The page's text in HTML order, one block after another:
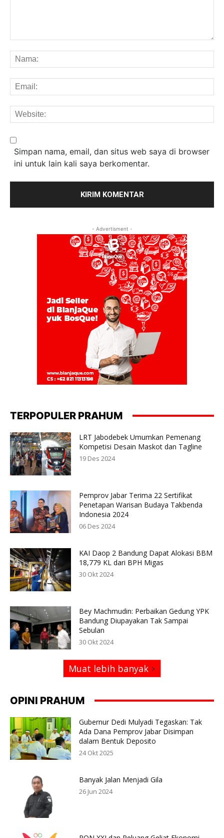
Simpan nama, email, dan situs web saya di browser
ini untuk lain kali saya berkomentar.
- Advertisment -
TERPOPULER PRAHUM
LRT Jabodebek Umumkan Pemenang
Kompetisi Desain Maskot dan Tagline
19 Des 2024
Pemprov Jabar Terima 22 Sertifikat
Penetapan Warisan Budaya Takbenda
Indonesia 2024
06 Des 2024
KAI Daop 2 Bandung Dapat Alokasi BBM
18,779 KL dari BPH Migas
30 Okt 2024
Bey Machmudin: Perbaikan Gedung YPK
Bandung Diupayakan Tak Sampai
Sebulan
30 Okt 2024
Muat lebih banyak
OPINI PRAHUM
Gubernur Dedi Mulyadi Tegaskan: Tak
Ada Dana Pemprov Jabar Disimpan
dalam Bentuk Deposito
24 Okt 2025
Banyak Jalan Menjadi Gila
26 Jun 2024